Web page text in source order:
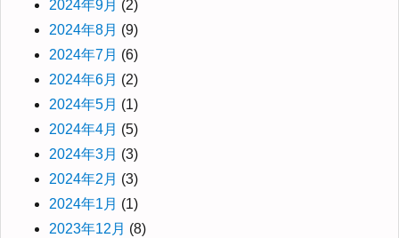
2024年9月 (2)
2024年8月 (9)
2024年7月 (6)
2024年6月 (2)
2024年5月 (1)
2024年4月 (5)
2024年3月 (3)
2024年2月 (3)
2024年1月 (1)
2023年12月 (8)